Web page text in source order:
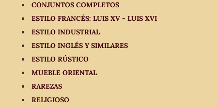
CONJUNTOS COMPLETOS
ESTILO FRANCÉS: LUIS XV - LUIS XVI
ESTILO INDUSTRIAL
ESTILO INGLÉS Y SIMILARES
ESTILO RÚSTICO
MUEBLE ORIENTAL
RAREZAS
RELIGIOSO